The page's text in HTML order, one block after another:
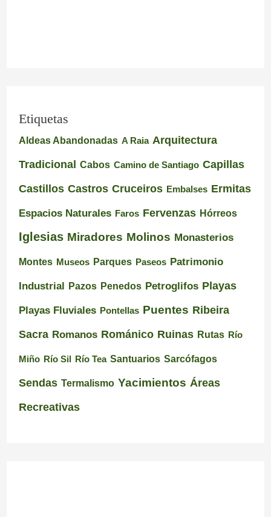
Etiquetas
Aldeas Abandonadas A Raia Arquitectura
Tradicional Cabos Camino de Santiago Capillas
Castillos Castros Cruceiros Embalses Ermitas
Espacios Naturales Faros Fervenzas Hórreos
Iglesias Miradores Molinos Monasterios
Montes Museos Parques Paseos Patrimonio
Industrial Pazos Penedos Petroglifos Playas
Playas Fluviales Pontellas Puentes Ribeira
Sacra Romanos Románico Ruinas Rutas Río
Miño Río Sil Río Tea Santuarios Sarcófagos
Sendas Termalismo Yacimientos Áreas
Recreativas